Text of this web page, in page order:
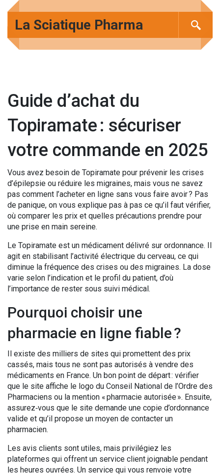
La Sciatique Pharma
Guide d’achat du
Topiramate : sécuriser
votre commande en 2025
Vous avez besoin de Topiramate pour prévenir les crises
d’épilepsie ou réduire les migraines, mais vous ne savez
pas comment l’acheter en ligne sans vous faire avoir ? Pas
de panique, on vous explique pas à pas ce qu’il faut vérifier,
où comparer les prix et quelles précautions prendre pour
une prise en main sereine.
Le Topiramate est un médicament délivré sur ordonnance. Il
agit en stabilisant l’activité électrique du cerveau, ce qui
diminue la fréquence des crises ou des migraines. La dose
varie selon l’indication et le profil du patient, d’où
l’importance de rester sous suivi médical.
Pourquoi choisir une
pharmacie en ligne fiable ?
Il existe des milliers de sites qui promettent des prix
cassés, mais tous ne sont pas autorisés à vendre des
médicaments en France. Un bon point de départ : vérifier
que le site affiche le logo du Conseil National de l’Ordre des
Pharmaciens ou la mention « pharmacie autorisée ». Ensuite,
assurez‑vous que le site demande une copie d’ordonnance
valide et qu’il propose un moyen de contacter un
pharmacien.
Les avis clients sont utiles, mais privilégiez les
plateformes qui offrent un service client joignable pendant
les heures ouvrées. Un service qui vous renvoie votre